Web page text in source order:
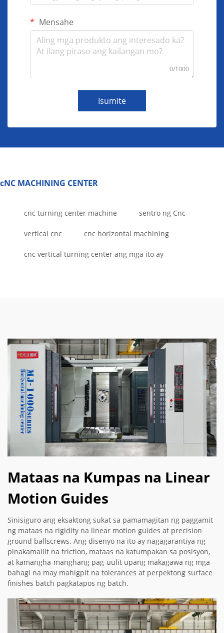
Mensahe
0/1000
Isumite
cNC MACHINING CENTER
cnc turning center machine sentro ng Cnc
vertical cnc cnc horizontal machining
cnc vertical turning center ang mga ito ay
Mataas na Kumpas na Linear
Motion Guides
Sinisiguro ang eksaktong sukat sa pamamagitan ng paggamit
ng mataas na rigidity na linear motion guides at precision
ground ballscrews. Ang disenyo na ito ay nagagarantiya ng
pinakamaliit na friction, mataas na katumpakan sa posisyon,
at kamangha-manghang pag-uulit upang makagawa ng mga
bahagi na may mahigpit na tolerances at perpektong surface
finishes batch pagkatapos ng batch.